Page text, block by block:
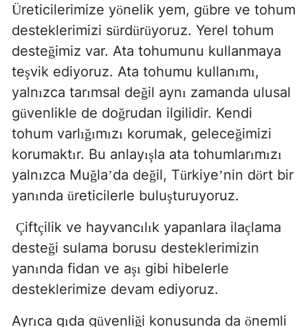
Üreticilerimize yönelik yem, gübre ve tohum
desteklerimizi sürdürüyoruz. Yerel tohum
desteğimiz var. Ata tohumunu kullanmaya
teşvik ediyoruz. Ata tohumu kullanımı,
yalnızca tarımsal değil aynı zamanda ulusal
güvenlikle de doğrudan ilgilidir. Kendi
tohum varlığımızı korumak, geleceğimizi
korumaktır. Bu anlayışla ata tohumlarımızı
yalnızca Muğla’da değil, Türkiye’nin dört bir
yanında üreticilerle buluşturuyoruz.
Çiftçilik ve hayvancılık yapanlara ilaçlama
desteği sulama borusu desteklerimizin
yanında fidan ve aşı gibi hibelerle
desteklerimize devam ediyoruz.
Ayrıca gıda güvenliği konusunda da önemli